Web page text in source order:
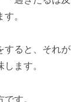
。
すると、それが
ます。
す。